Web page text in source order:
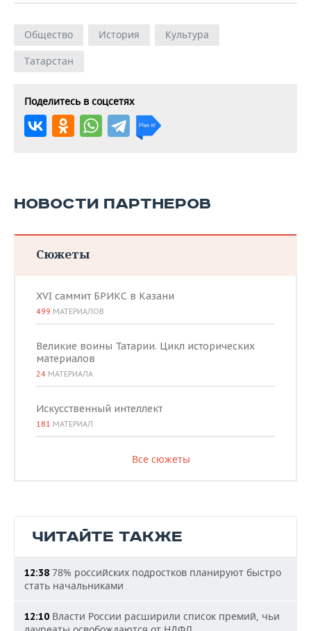
Общество История
Культура
Татарстан
Поделитесь в соцсетях
НОВОСТИ ПАРТНЕРОВ
Сюжеты
XVI саммит БРИКС в Казани
499 МАТЕРИАЛОВ
Великие воины Татарии. Цикл исторических
материалов
24 МАТЕРИАЛА
Искусственный интеллект
181 МАТЕРИАЛ
Все сюжеты
ЧИТАЙТЕ ТАКЖЕ
12:38 78% российских подростков планируют быстро
стать начальниками
12:10 Власти России расширили список премий, чьи